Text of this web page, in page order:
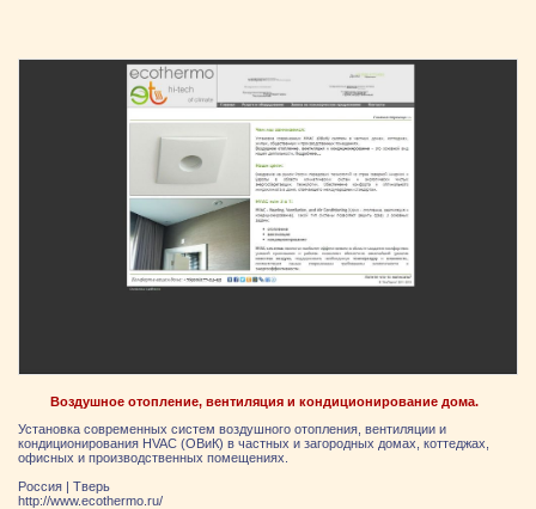
Воздушное отопление, вентиляция и кондиционирование дома.
Установка современных систем воздушного отопления, вентиляции и
кондиционирования HVAC (ОВиК) в частных и загородных домах, коттеджах,
офисных и производственных помещениях.
Россия | Тверь
http://www.ecothermo.ru/